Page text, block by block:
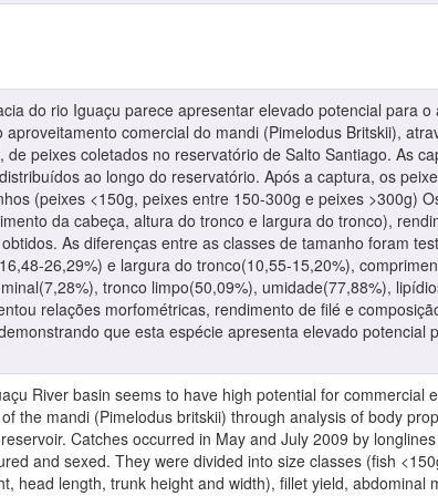
do rio Iguaçu parece apresentar elevado potencial para
comercial do mandi (Pimelodus Britskii),
peixes coletados no reservatório de Salto Santiago. As
ao longo do reservatório. Após a captura, os
(peixes <150g, peixes entre 150-300g e peixes >300g)
da cabeça, altura do tronco e largura do tronco),
As diferenças entre as classes de tamanho foram
26,29%) e largura do tronco(10,55-15,20%),
tronco limpo(50,09%), umidade(77,88%),
relações morfométricas, rendimento de filé e
que esta espécie apresenta elevado potencial
River basin seems to have high potential for commercial
the mandi (Pimelodus britskii) through analysis of body
Catches occurred in May and July 2009 by
and sexed. They were divided into size classes (fish
head length, trunk height and width), fillet yield, abdominal